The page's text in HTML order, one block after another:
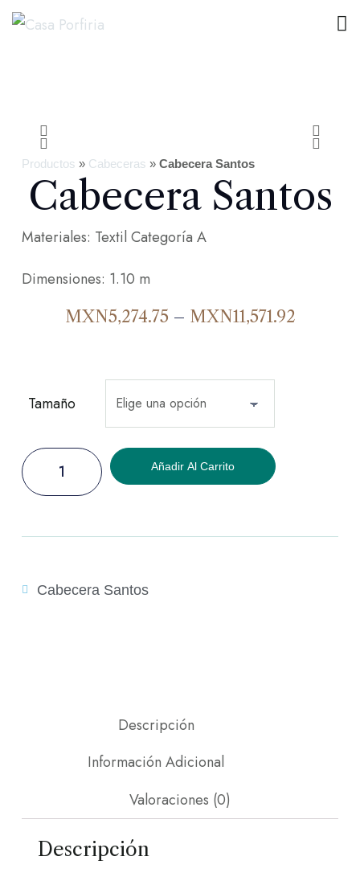
Productos » Cabeceras » Cabecera Santos
Cabecera Santos
Materiales: Textil Categoría A
Dimensiones: 1.10 m
MXN5,274.75 – MXN11,571.92
Tamaño
Añadir Al Carrito
Cabecera Santos
Descripción
Información Adicional
Valoraciones (0)
Descripción